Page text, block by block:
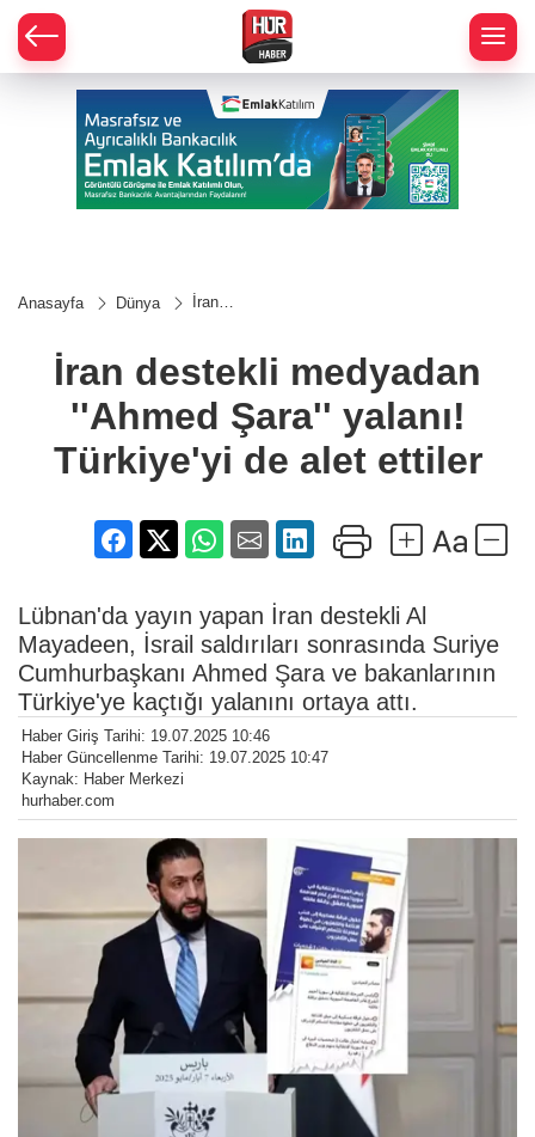
Anasayfa Dünya
İran
''Ahmed
Şara''
Türkiye'yi
de alet
ettiler
İran destekli medyadan
''Ahmed Şara'' yalanı!
Türkiye'yi de alet ettiler
Lübnan'da yayın yapan İran destekli Al
Mayadeen, İsrail saldırıları sonrasında Suriye
Cumhurbaşkanı Ahmed Şara ve bakanlarının
Türkiye'ye kaçtığı yalanını ortaya attı.
Haber Giriş Tarihi: 19.07.2025 10:46
Haber Güncellenme Tarihi: 19.07.2025 10:47
Kaynak: Haber Merkezi
hurhaber.com